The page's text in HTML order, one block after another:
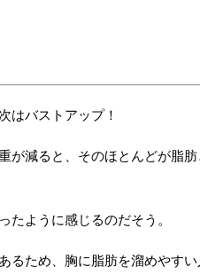
はバストアップ！
が減ると、そのほとんどが脂
たように感じるのだそう。
るため、胸に脂肪を溜めやすい